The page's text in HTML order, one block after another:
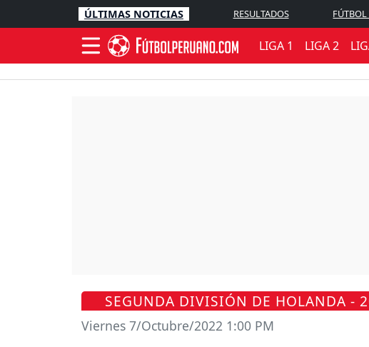
ÚLTIMAS NOTICIAS RESULTADOS FÚTBOL
LIGA 1 LIGA 2
SEGUNDA DIVISIÓN DE HOLANDA -
Viernes 7/Octubre/2022 1:00 PM